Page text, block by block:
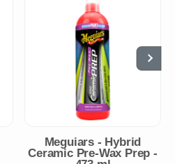
Meguiars - Hybrid
Ceramic Pre-Wax Prep -